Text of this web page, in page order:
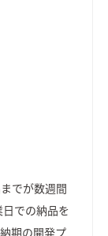
でが数週間
での納品を
期の開発プ